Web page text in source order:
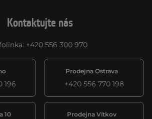
Kontaktujte nás
: +420 556 300 970
196
Prodejna Ostrava
+420 556 770 198
10 Prodejna Vítkov